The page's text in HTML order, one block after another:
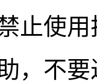
止使
，不